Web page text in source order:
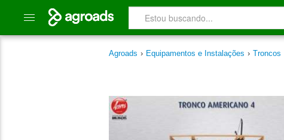
Agroads › Equipamentos e Instalações › Troncos